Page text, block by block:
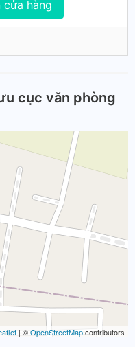
cửa hàng
cục văn phòng
| ©OpenStreetMapcontributors